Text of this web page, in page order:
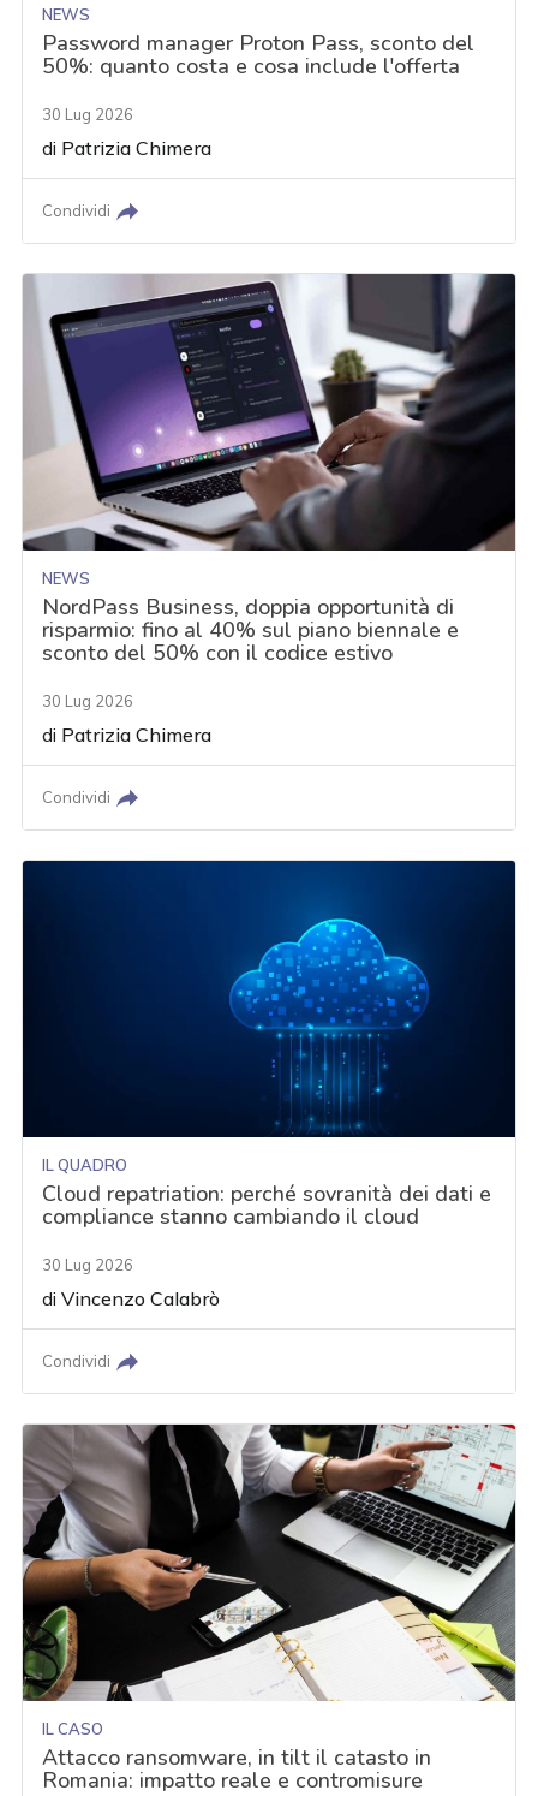
NEWS
Password manager Proton Pass, sconto del
50%: quanto costa e cosa include l'offerta
30 Lug 2026
di Patrizia Chimera
Condividi
NEWS
NordPass Business, doppia opportunità di
risparmio: fino al 40% sul piano biennale e
sconto del 50% con il codice estivo
30 Lug 2026
di Patrizia Chimera
Condividi
IL QUADRO
Cloud repatriation: perché sovranità dei dati e
compliance stanno cambiando il cloud
30 Lug 2026
diVincenzo Calabrò
Condividi
IL CASO
Attacco ransomware, in tilt il catasto in
Romania: impatto reale e contromisure